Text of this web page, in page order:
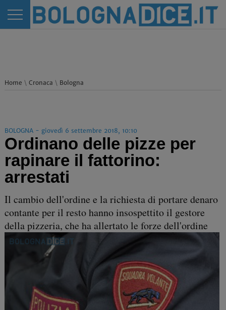
Home \ Cronaca \ Bologna
BOLOGNA - giovedì 6 settembre 2018, 10:10
Ordinano delle pizze per
rapinare il fattorino:
arrestati
Il cambio dell'ordine e la richiesta di portare denaro
contante per il resto hanno insospettito il gestore
della pizzeria, che ha allertato le forze dell'ordine